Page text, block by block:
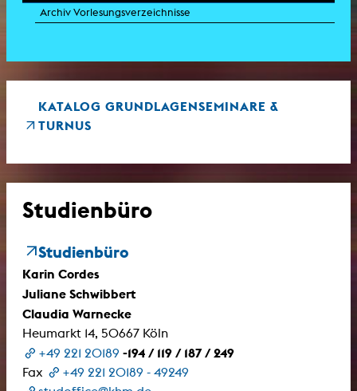
Archiv Vorlesungsverzeichnisse
KATALOG GRUNDLAGENSEMINARE &
TURNUS
Studienbüro
Studienbüro
Karin Cordes
Juliane Schwibbert
Claudia Warnecke
Heumarkt 14, 50667 Köln
+49 221 20189 -194 / 119 / 187 / 249
Fax
+49 221 20189 - 49249